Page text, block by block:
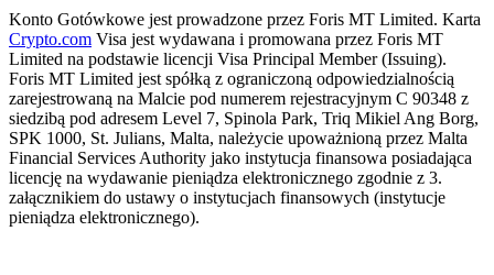
Konto Gotówkowe jest prowadzone przez Foris MT Limited. Karta
Crypto.com Visa jest wydawana i promowana przez Foris MT
Limited na podstawie licencji Visa Principal Member (Issuing).
Foris MT Limited jest spółką z ograniczoną odpowiedzialnością
zarejestrowaną na Malcie pod numerem rejestracyjnym C 90348 z
siedzibą pod adresem Level 7, Spinola Park, Triq Mikiel Ang Borg,
SPK 1000, St. Julians, Malta, należycie upoważnioną przez Malta
Financial Services Authority jako instytucja finansowa posiadająca
licencję na wydawanie pieniądza elektronicznego zgodnie z 3.
załącznikiem do ustawy o instytucjach finansowych (instytucje
pieniądza elektronicznego).